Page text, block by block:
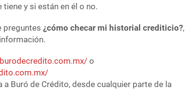
y si están en él o no.
preguntes ¿cómo checar mi historial crediticio?,
o
a Buró de Crédito, desde cualquier parte de la